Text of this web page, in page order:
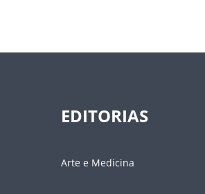
EDITORIAS
Arte e Medicina